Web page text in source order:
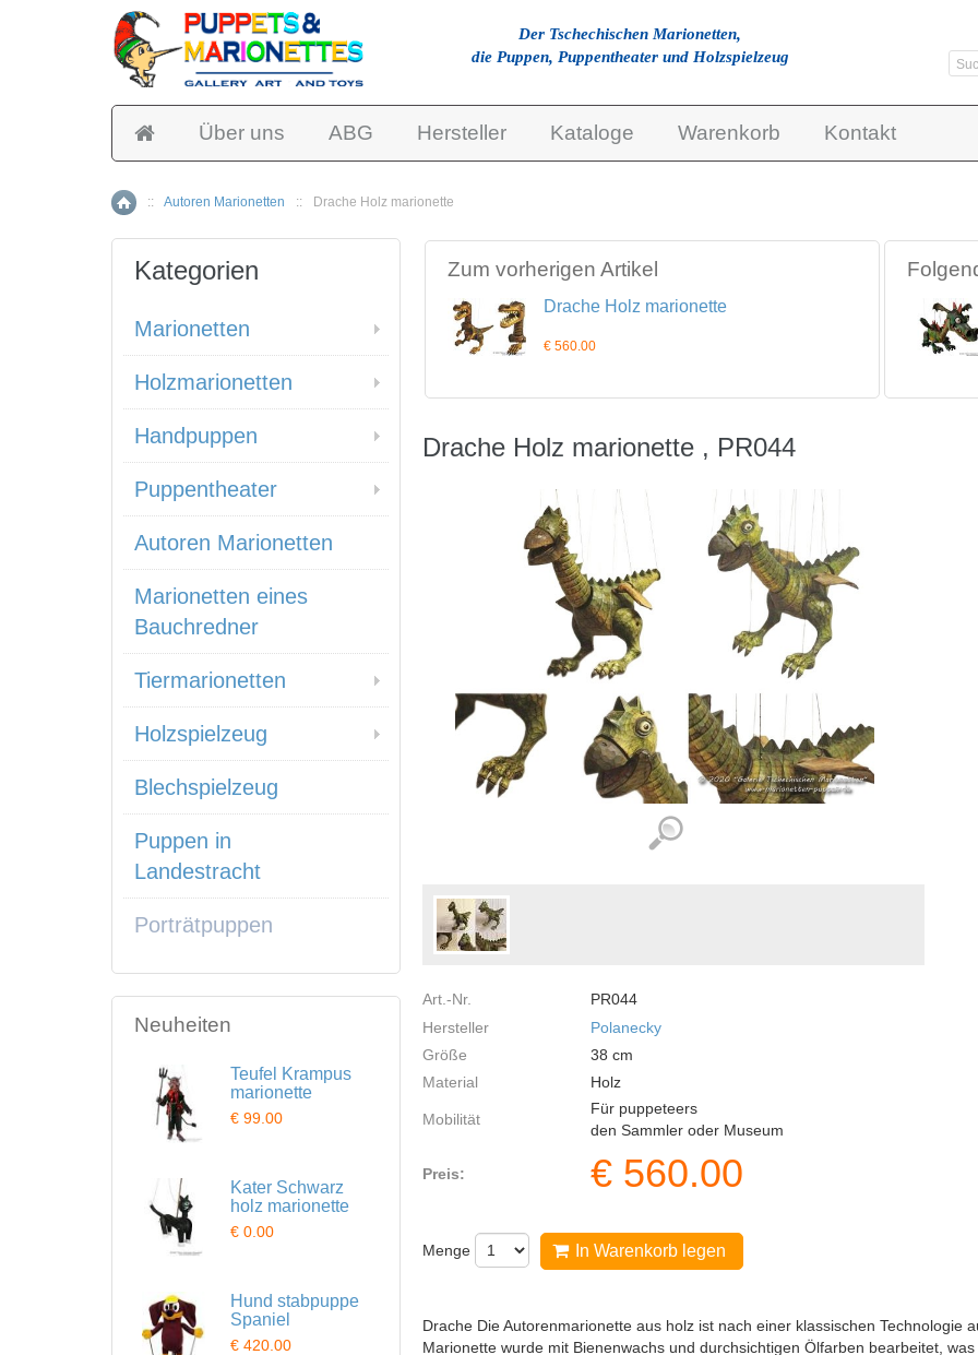
Über uns ABG Hersteller Kataloge Warenkorb Kontakt
Home
:: Autoren Marionetten :: Drache Holz marionette
Zum vorherigen Artikel
Drache Holz marionette
€ 560.00
Drache Holz marionette , PR044
Art.-Nr.
PR044
Hersteller
Polanecky
Größe
38 cm
Material
Holz
Mobilität
Für puppeteers
den Sammler oder Museum
Preis: € 560.00
Menge In Warenkorb legen
Drache Die Autorenmarionette aus holz ist nach einer klassischen Technologie
Marionette wurde mit Bienenwachs und durchsichtigen Ölfarben bearbeitet,
Kategorien
Marionetten
Holzmarionetten
Handpuppen
Puppentheater
Autoren Marionetten
Marionetten eines
Bauchredner
Tiermarionetten
Holzspielzeug
Blechspielzeug
Puppen in
Landestracht
Porträtpuppen
Neuheiten
Teufel Krampus
marionette
€ 99.00
Kater Schwarz
holz marionette
€ 0.00
Hund stabpuppe
Spaniel
€ 420.00
Der Tschechischen Marionetten,
die Puppen, Puppentheater und Holzspielzeug